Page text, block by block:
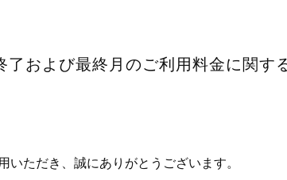
および最終月のご利用料金に関す
いただき、誠にありがとうございます。